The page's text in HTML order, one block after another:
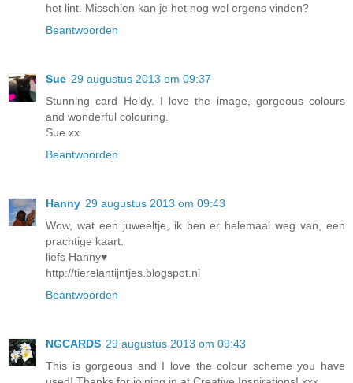
het lint. Misschien kan je het nog wel ergens vinden?
Beantwoorden
Sue 29 augustus 2013 om 09:37
Stunning card Heidy. I love the image, gorgeous colours
and wonderful colouring.
Sue xx
Beantwoorden
Hanny 29 augustus 2013 om 09:43
Wow, wat een juweeltje, ik ben er helemaal weg van, een
prachtige kaart.
liefs Hanny♥
http://tierelantijntjes.blogspot.nl
Beantwoorden
NGCARDS 29 augustus 2013 om 09:43
This is gorgeous and I love the colour scheme you have